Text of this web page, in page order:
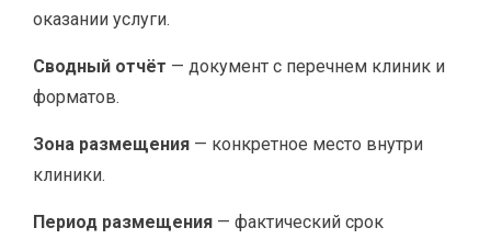
оказании услуги.
Сводный отчёт — документ с перечнем клиник и
форматов.
Зона размещения — конкретное место внутри
клиники.
Период размещения — фактический срок